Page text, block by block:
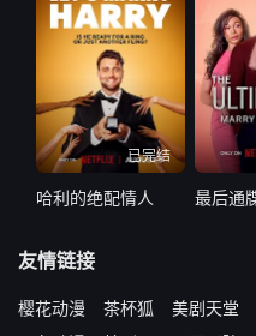
已完结
哈利的绝配情人
友情链接
樱花动漫 茶杯狐 美剧天堂